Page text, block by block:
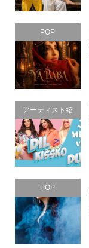
POP
アーティスト紹
介
POP